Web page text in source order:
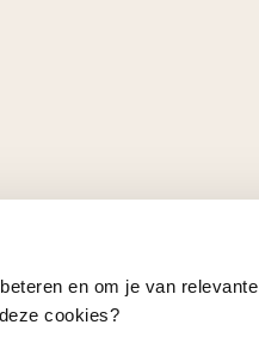
en om je van relevante
cookies?